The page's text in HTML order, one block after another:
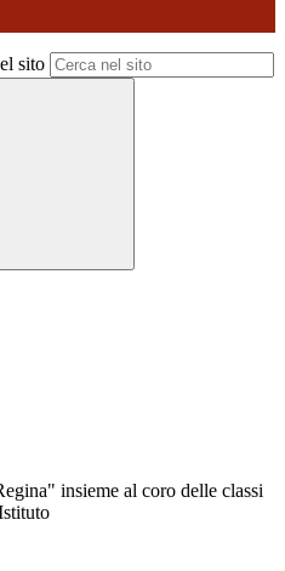
sito
insieme al coro delle classi